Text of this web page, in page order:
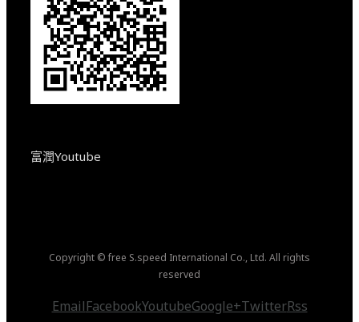
富潤Youtube
Copyright © free S.speed International Co., Ltd. All rights
reserved
EmailFacebookYoutubeGoogle+TwitterRss